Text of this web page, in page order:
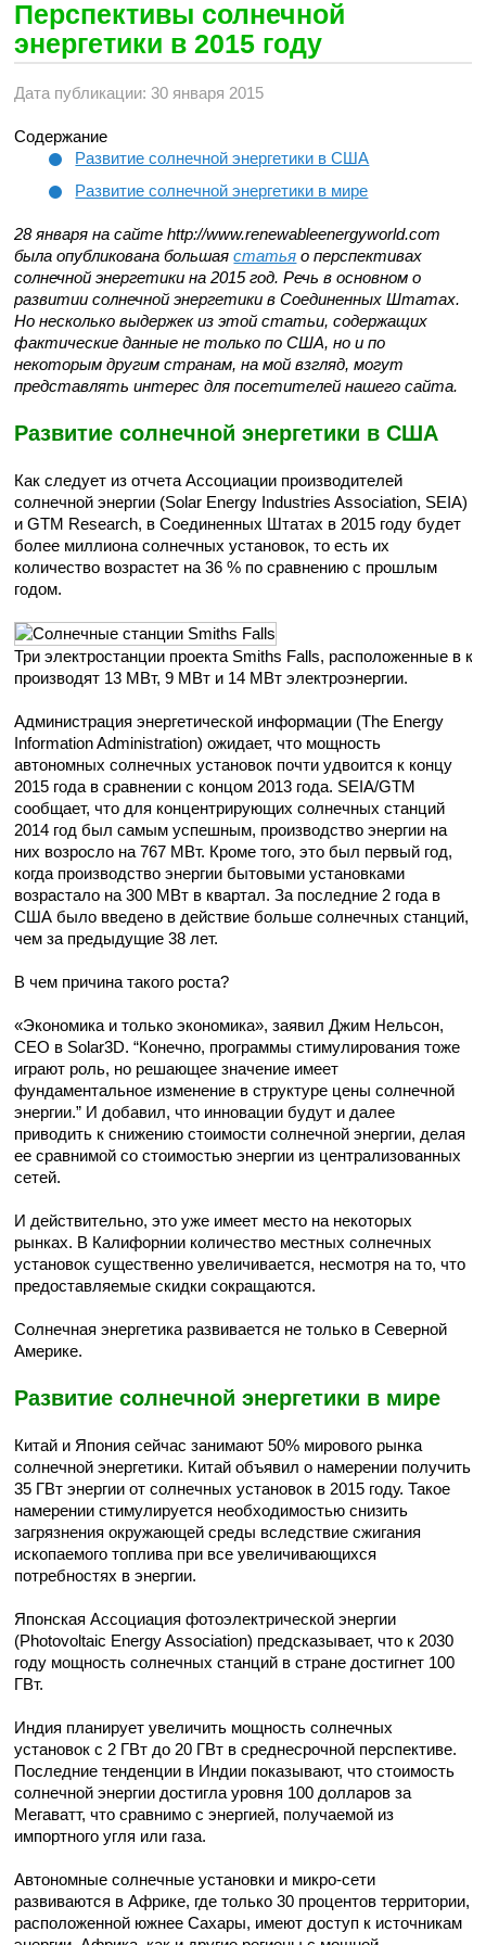
Перспективы солнечной
энергетики в 2015 году
Дата публикации: 30 января 2015
Содержание
Развитие солнечной энергетики в США
Развитие солнечной энергетики в мире
28 января на сайте http://www.renewableenergyworld.com
была опубликована большаястатья о перспективах
солнечной энергетики на 2015 год. Речь в основном о
развитии солнечной энергетики в Соединенных Штатах.
Но несколько выдержек из этой статьи, содержащих
фактические данные не только по США, но и по
некоторым другим странам, на мой взгляд, могут
представлять интерес для посетителей нашего сайта.
Развитие солнечной энергетики в США
Как следует из отчета Ассоциации производителей
солнечной энергии (Solar Energy Industries Association, SEIA)
и GTM Research, в Соединенных Штатах в 2015 году будет
более миллиона солнечных установок, то есть их
количество возрастет на 36 % по сравнению с прошлым
годом.
Три электростанции проекта Smiths Falls, расположенные в
производят 13 МВт, 9 МВт и 14 МВт электроэнергии.
Администрация энергетической информации (The Energy
Information Administration) ожидает, что мощность
автономных солнечных установок почти удвоится к концу
2015 года в сравнении с концом 2013 года. SEIA/GTM
сообщает, что для концентрирующих солнечных станций
2014 год был самым успешным, производство энергии на
них возросло на 767 МВт. Кроме того, это был первый год,
когда производство энергии бытовыми установками
возрастало на 300 МВт в квартал. За последние 2 года в
США было введено в действие больше солнечных станций,
чем за предыдущие 38 лет.
В чем причина такого роста?
«Экономика и только экономика», заявил Джим Нельсон,
CEO в Solar3D. “Конечно, программы стимулирования тоже
играют роль, но решающее значение имеет
фундаментальное изменение в структуре цены солнечной
энергии.” И добавил, что инновации будут и далее
приводить к снижению стоимости солнечной энергии, делая
ее сравнимой со стоимостью энергии из централизованных
сетей.
И действительно, это уже имеет место на некоторых
рынках. В Калифорнии количество местных солнечных
установок существенно увеличивается, несмотря на то, что
предоставляемые скидки сокращаются.
Солнечная энергетика развивается не только в Северной
Америке.
Развитие солнечной энергетики в мире
Китай и Япония сейчас занимают 50% мирового рынка
солнечной энергетики. Китай объявил о намерении получить
35 ГВт энергии от солнечных установок в 2015 году. Такое
намерении стимулируется необходимостью снизить
загрязнения окружающей среды вследствие сжигания
ископаемого топлива при все увеличивающихся
потребностях в энергии.
Японская Ассоциация фотоэлектрической энергии
(Photovoltaic Energy Association) предсказывает, что к 2030
году мощность солнечных станций в стране достигнет 100
ГВт.
Индия планирует увеличить мощность солнечных
установок с 2 ГВт до 20 ГВт в среднесрочной перспективе.
Последние тенденции в Индии показывают, что стоимость
солнечной энергии достигла уровня 100 долларов за
Мегаватт, что сравнимо с энергией, получаемой из
импортного угля или газа.
Автономные солнечные установки и микро-сети
развиваются в Африке, где только 30 процентов территории,
расположенной южнее Сахары, имеют доступ к источникам